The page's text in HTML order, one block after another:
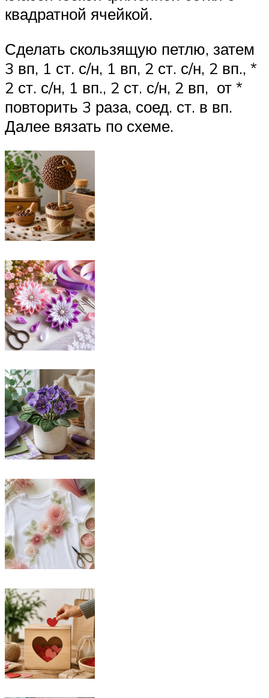
квадратной ячейкой.
Сделать скользящую петлю, затем
3 вп, 1 ст. с/н, 1 вп, 2 ст. с/н, 2 вп., *
2 ст. с/н, 1 вп., 2 ст. с/н, 2 вп, от *
повторить 3 раза, соед. ст. в вп.
Далее вязать по схеме.